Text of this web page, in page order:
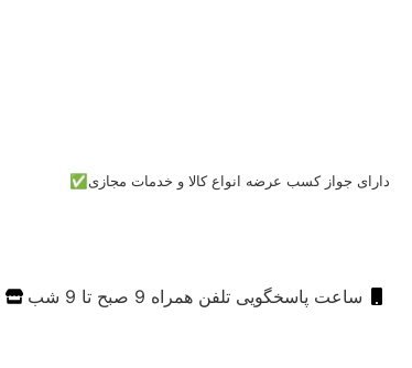
دارای جواز کسب عرضه انواع کالا و خدمات مجازی✅
ساعت پاسخگویی تلفن همراه 9 صبح تا 9 شب